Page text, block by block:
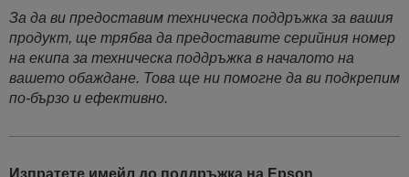
За да ви предоставим техническа поддръжка за вашия
продукт, ще трябва да предоставите серийния номер
на екипа за техническа поддръжка в началото на
вашето обаждане. Това ще ни помогне да ви подкрепим
по-бързо и ефективно.